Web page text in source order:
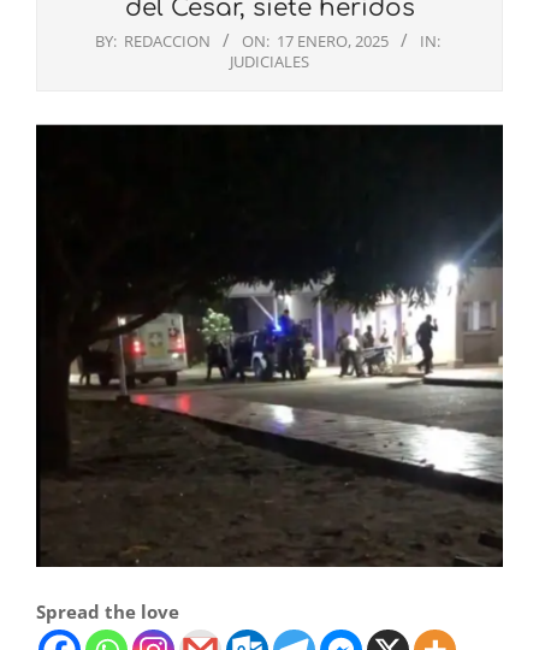
del Cesar, siete heridos
BY: REDACCION ON: 17 ENERO, 2025
IN:
JUDICIALES
Spread the love